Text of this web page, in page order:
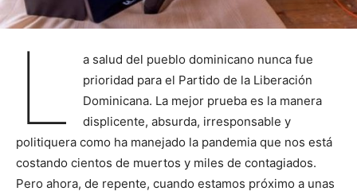
L
a salud del pueblo dominicano nunca fue
prioridad para el Partido de la Liberación
Dominicana. La mejor prueba es la manera
displicente, absurda, irresponsable y
politiquera como ha manejado la pandemia que nos está
costando cientos de muertos y miles de contagiados.
Pero ahora, de repente, cuando estamos próximo a unas